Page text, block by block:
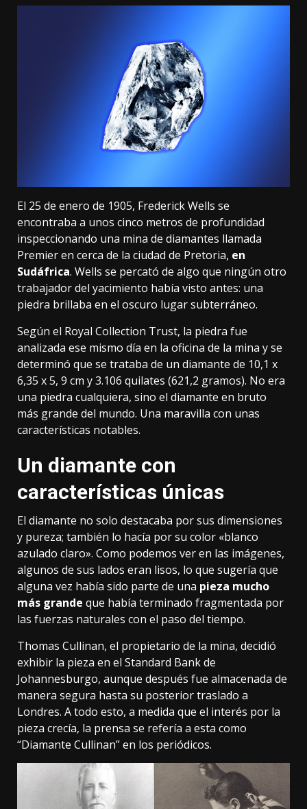
El 25 de enero de 1905, Frederick Wells se
encontraba a unos cinco metros de profundidad
inspeccionando una mina de diamantes llamada
Premier en cerca de la ciudad de Pretoria, en
Sudáfrica. Wells se percató de algo que ningún otro
trabajador del yacimiento había visto antes: una
piedra brillaba en el oscuro lugar subterráneo.
Según el Royal Collection Trust, la piedra fue
analizada ese mismo día en la oficina de la mina y se
determinó que se trataba de un diamante de 10,1 x
6,35 x 5, 9 cm y 3.106 quilates (621,2 gramos). No era
una piedra cualquiera, sino el diamante en bruto
más grande del mundo. Una maravilla con unas
características notables.
Un diamante con
características únicas
El diamante no solo destacaba por sus dimensiones
y pureza; también lo hacía por su color «blanco
azulado claro». Como podemos ver en las imágenes,
algunos de sus lados eran lisos, lo que sugería que
alguna vez había sido parte de una pieza mucho
más grande que había terminado fragmentada por
las fuerzas naturales con el paso del tiempo.
Thomas Cullinan, el propietario de la mina, decidió
exhibir la pieza en el Standard Bank de
Johannesburgo, aunque después fue almacenada de
manera segura hasta su posterior traslado a
Londres. A todo esto, a medida que el interés por la
pieza crecía, la prensa se refería a esta como
“Diamante Cullinan” en los periódicos.